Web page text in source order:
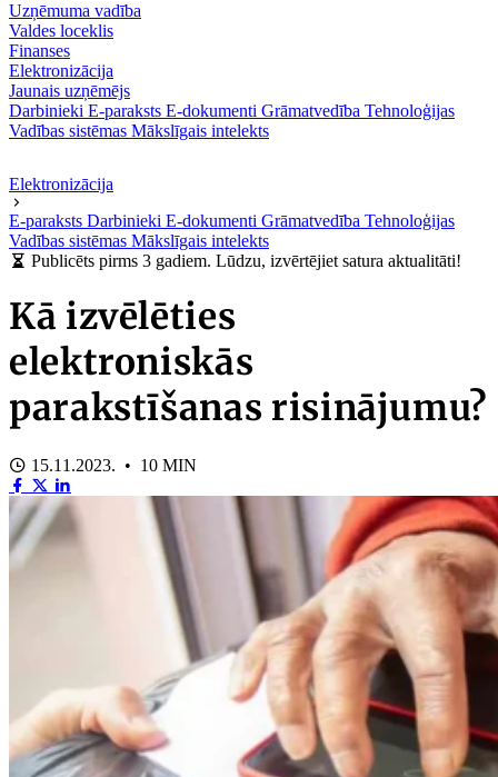
Uzņēmuma vadība
Valdes loceklis
Finanses
Elektronizācija
Jaunais uzņēmējs
Darbinieki E-paraksts E-dokumenti Grāmatvedība Tehnoloģijas
Vadības sistēmas Mākslīgais intelekts
Elektronizācija
E-paraksts Darbinieki E-dokumenti Grāmatvedība Tehnoloģijas
Vadības sistēmas Mākslīgais intelekts
Publicēts pirms 3 gadiem. Lūdzu, izvērtējiet satura aktualitāti!
Kā izvēlēties
elektroniskās
parakstīšanas risinājumu?
15.11.2023. • 10 MIN